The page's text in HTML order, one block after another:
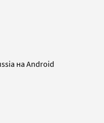
на Android